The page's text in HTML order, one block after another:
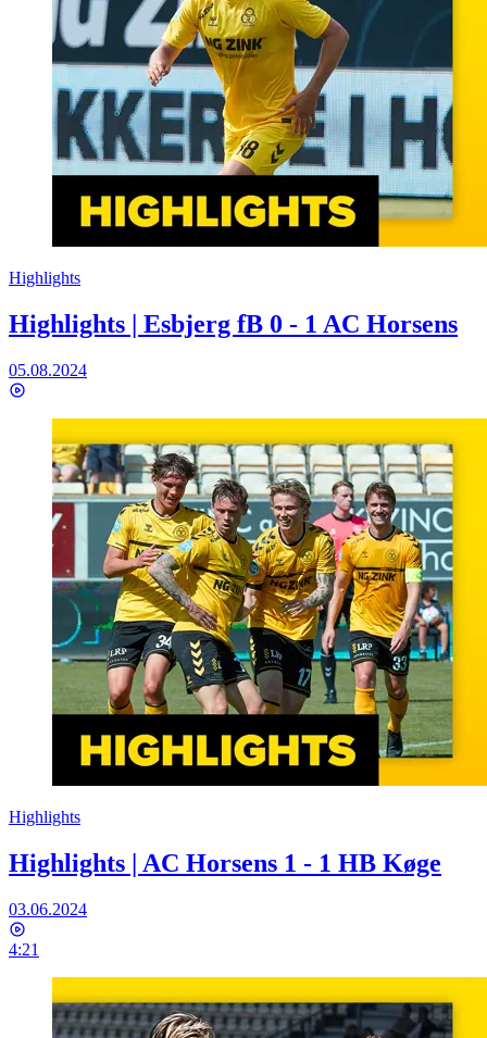
Highlights
Highlights | Esbjerg fB 0 - 1 AC Horsens
05.08.2024
Highlights
Highlights | AC Horsens 1 - 1 HB Køge
03.06.2024
4:21